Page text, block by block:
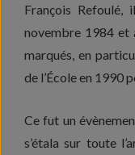
François Refoulé,
novembre 1984 et
marqués, en
de l’École en 1990
Ce fut un
s’étala sur toute